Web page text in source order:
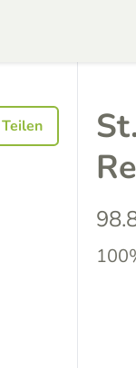
Teilen